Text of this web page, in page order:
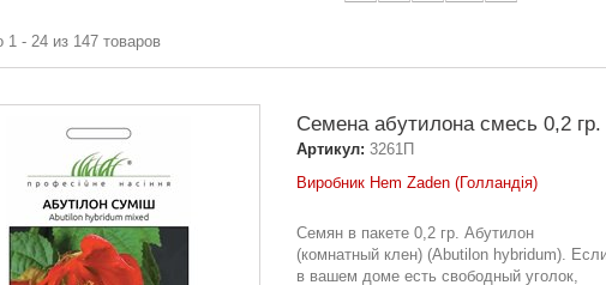
1 - 24 из 147 товаров
Семена абутилона смесь 0,2 гр.
Артикул: 3261П
Виробник Hem Zaden (Голландія)
Семян в пакете 0,2 гр. Абутилон
(комнатный клен) (Abutilon hybridum).
в вашем доме есть свободный уголок,